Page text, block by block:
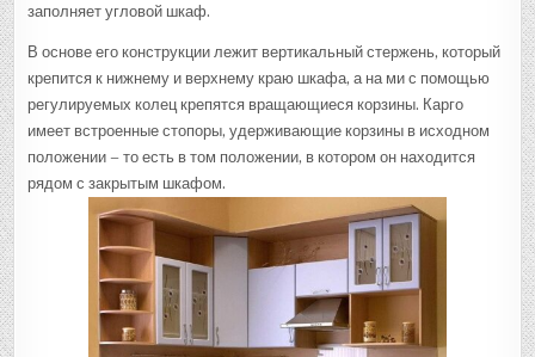
заполняет угловой шкаф.
В основе его конструкции лежит вертикальный стержень, который
крепится к нижнему и верхнему краю шкафа, а на ми с помощью
регулируемых колец крепятся вращающиеся корзины. Карго
имеет встроенные стопоры, удерживающие корзины в исходном
положении – то есть в том положении, в котором он находится
рядом с закрытым шкафом.